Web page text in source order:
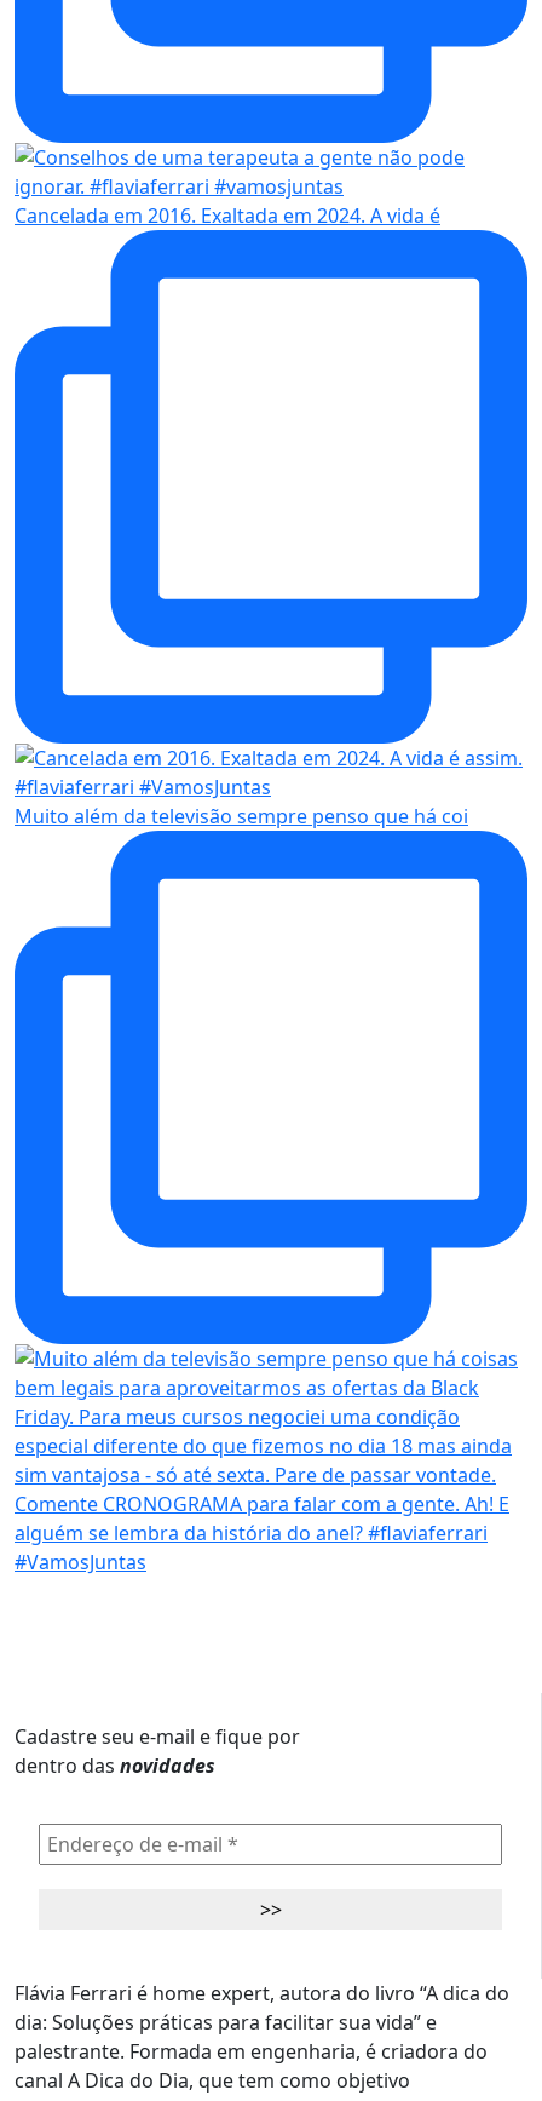
Cancelada em 2016. Exaltada em 2024. A vida é
Muito além da televisão sempre penso que há coi
Cadastre seu e-mail e fique por
dentro das novidades
Flávia Ferrari é home expert, autora do livro “A dica do
dia: Soluções práticas para facilitar sua vida” e
palestrante. Formada em engenharia, é criadora do
canal A Dica do Dia, que tem como objetivo